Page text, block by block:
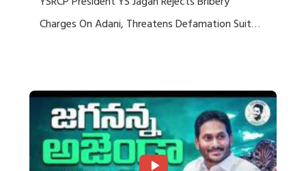
Charges On Adani, Threatens Defamation Suit